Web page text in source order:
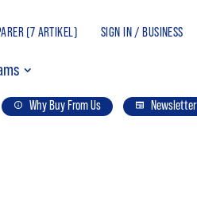
(7 ARTIKEL) SIGN IN / BUSINESS
Why Buy From Us Newsletter